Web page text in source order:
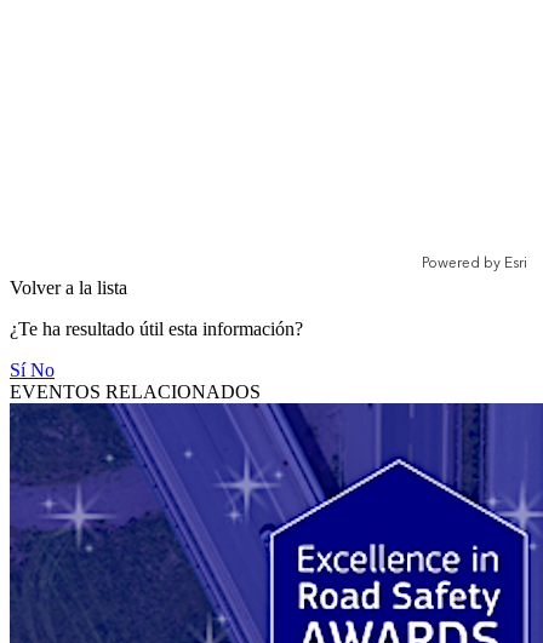
Volver a la lista
¿Te ha resultado útil esta información?
SíNo
EVENTOS RELACIONADOS